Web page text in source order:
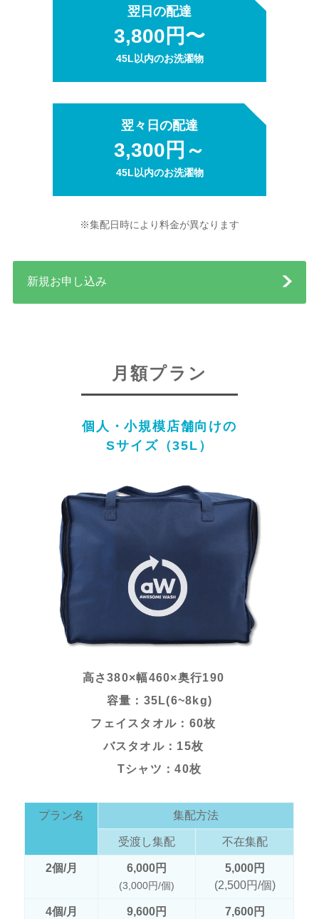
翌日の配達
3,800円〜
45L以内のお洗濯物
翌々日の配達
3,300円～
45L以内のお洗濯物
※集配日時により料金が異なります
新規お申し込み
月額プラン
個人・小規模店舗向けの
Sサイズ（35L）
高さ380×幅460×奥行190
容量：35L(6~8kg)
フェイスタオル：60枚
バスタオル：15枚
Tシャツ：40枚
プラン名 集配方法
受渡し集配 不在集配
2個/月 6,000円
(3,000円/個)
5,000円
(2,500円/個)
4個/月 9,600円
7,600円